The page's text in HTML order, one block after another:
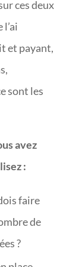
ces deux
et payant,
sont les
avez
:
faire
de
?